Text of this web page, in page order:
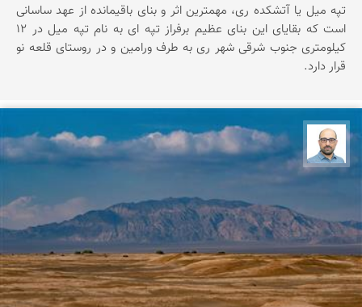
تپه ميل يا آتشكده ری، مهمترين اثر و بنای باقيمانده از عهد ساسانی
است كه بقايای اين بنای عظيم برفراز تپه ای به نام تپه ميل در 12
كيلومتری جنوب شرقی شهر ری به طرف ورامين و در روستای قلعه نو
قرار دارد.
بابک ارجمندی